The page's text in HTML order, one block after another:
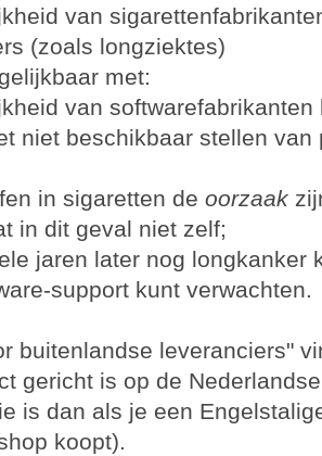
van
(zoals longziektes)
met:
van
niet beschikbaar stellen
in sigaretten de oorzaak
in dit geval niet zelf;
jaren later nog longkanker
support kunt verwachten.
buitenlandse leveranciers"
gericht is op de
is dan als je een
koopt).